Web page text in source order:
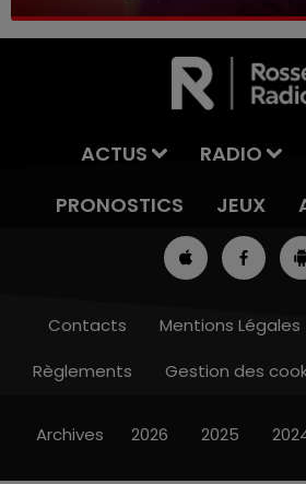
7h00 - 10h00
ACTUS RADIO
PRONOSTICS
JEUX
Contacts Mentions Légales
Règlements
Gestion des
Archives 2026 2025